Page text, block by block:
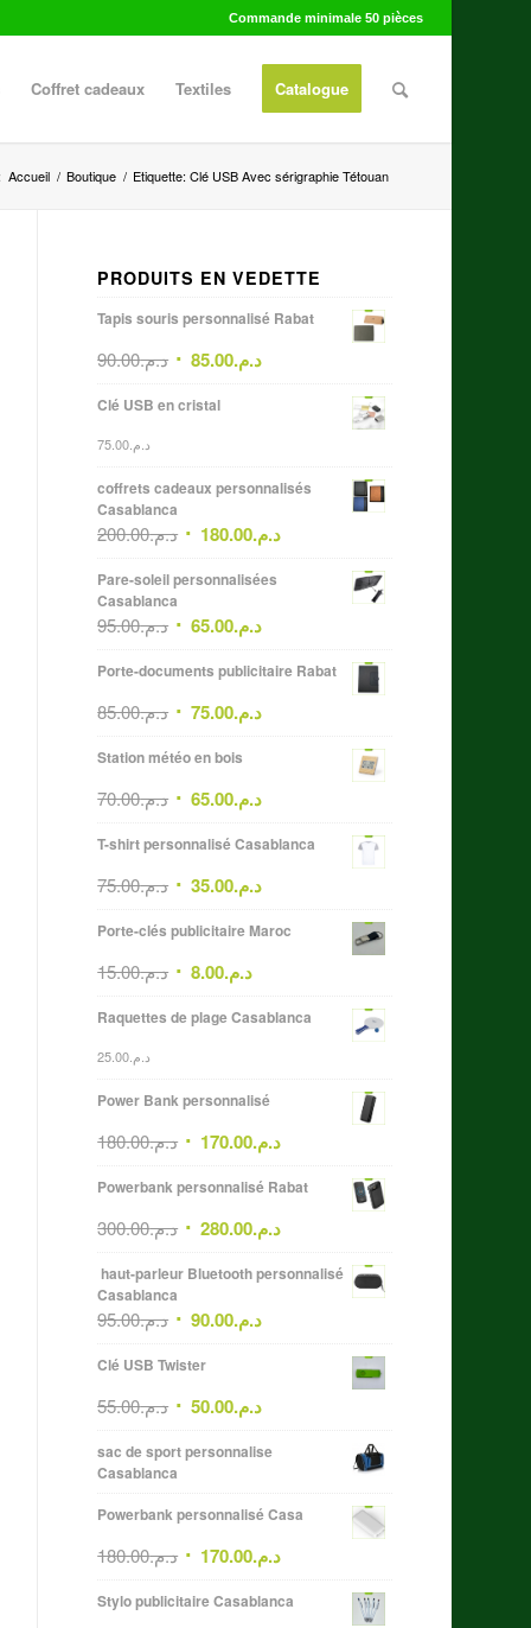
Commande minimale 50 pièces
Coffret cadeaux Textiles Catalogue
Accueil / Boutique / Etiquette: Clé USB Avec sérigraphie Tétouan
PRODUITS EN VEDETTE
Tapis souris personnalisé Rabat
د.م.90.00 د.م.85.00
Clé USB en cristal
د.م. 75.00
coffrets cadeaux personnalisés
Casablanca
د.م.200.00 د.م.180.00
Pare-soleil personnalisées
Casablanca
د.م.95.00 د.م.65.00
Porte-documents publicitaire Rabat
د.م.85.00 د.م.75.00
Station météo en bois
د.م.70.00 د.م.65.00
T-shirt personnalisé Casablanca
د.م.75.00 د.م.35.00
Porte-clés publicitaire Maroc
د.م.15.00 د.م.8.00
Raquettes de plage Casablanca
د.م. 25.00
Power Bank personnalisé
د.م.180.00 د.م.170.00
Powerbank personnalisé Rabat
د.م.300.00 د.م.280.00
haut-parleur Bluetooth personnalisé
Casablanca
د.م.95.00 د.م.90.00
Clé USB Twister
د.م.55.00 د.م.50.00
sac de sport personnalise
Casablanca
Powerbank personnalisé Casa
د.م.180.00 د.م.170.00
Stylo publicitaire Casablanca